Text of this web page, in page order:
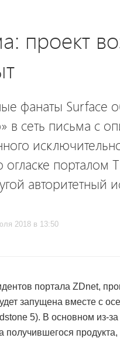
проект
фанаты Surface
в сеть письма с
порталом
авторитетный
2018 в 13:50
портала ZDnet,
запущена вместе с
5). В основном из-
получившегося